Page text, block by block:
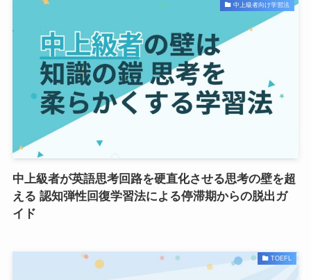
中上級者向け学習法
中上級者が英語思考回路を硬直化させる思考の壁を超
える 認知弾性回復学習法による停滞期からの脱出ガ
イド
TOEFL